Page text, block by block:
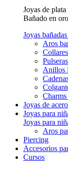
Joyas de
Bañado en
Joyas
Aros
Anillos
Joyas de
Joyas para
Joyas para
Aros
Piercing
Accesorios
Cursos